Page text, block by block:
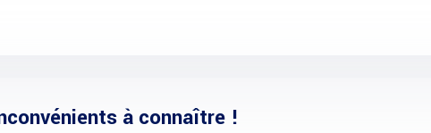
à connaître !